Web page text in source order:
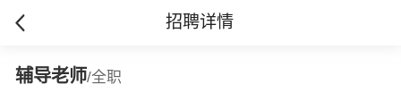
招聘详情
辅导老师/全职